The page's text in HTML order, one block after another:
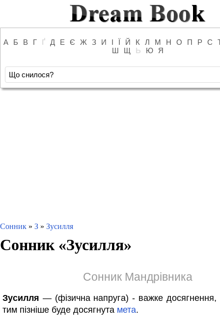
А Б В Г Ґ Д Е Є Ж З И І Ї Й К Л М Н О П Р С
Ш
Щ Ь Ю Я
Сонник » З » Зусилля
Сонник «Зусилля»
Сонник Мандрівника
Зусилля — (фізична напруга) - важке
тим пізніше буде досягнута мета.